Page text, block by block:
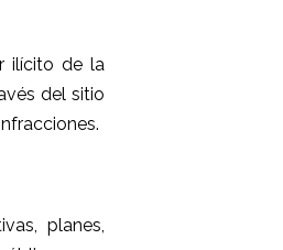
ilícito de la
del sitio
planes,